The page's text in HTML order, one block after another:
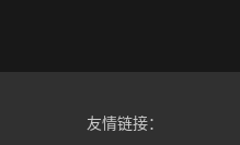
友情链接：